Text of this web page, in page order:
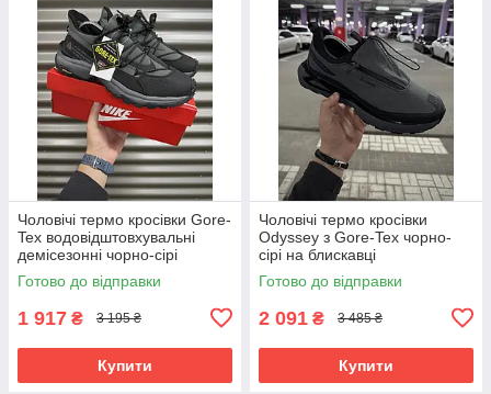
Чоловічі термо кросівки Gore-
Tex водовідштовхувальні
демісезонні чорно-сірі
Готово до відправки
1 917 ₴ 3 195 ₴
Купити
Чоловічі термо кросівки
Odyssey з Gore-Tex чорно-
сірі на блискавці
Готово до відправки
2 091 ₴ 3 485 ₴
Купити